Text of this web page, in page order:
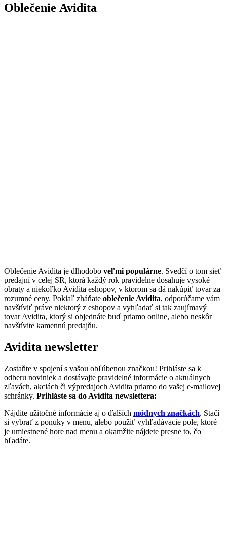
Oblečenie Avidita
Oblečenie Avidita je dlhodobo veľmi populárne. Svedčí o tom sieť
predajní v celej SR, ktorá každý rok pravidelne dosahuje vysoké
obraty a niekoľko Avidita eshopov, v ktorom sa dá nakúpiť tovar za
rozumné ceny. Pokiaľ zháňate oblečenie Avidita, odporúčame vám
navštíviť práve niektorý z eshopov a vyhľadať si tak zaujímavý
tovar Avidita, ktorý si objednáte buď priamo online, alebo neskôr
navštívite kamennú predajňu.
Avidita newsletter
Zostaňte v spojení s vašou obľúbenou značkou! Prihláste sa k
odberu noviniek a dostávajte pravidelné informácie o aktuálnych
zľavách, akciách či výpredajoch Avidita priamo do vašej e-mailovej
schránky. Prihláste sa do Avidita newslettera:
Nájdite užitočné informácie aj o ďalších módnych značkách. Stačí
si vybrať z ponuky v menu, alebo použiť vyhľadávacie pole, ktoré
je umiestnené hore nad menu a okamžite nájdete presne to, čo
hľadáte.